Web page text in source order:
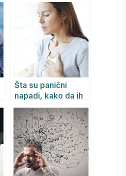
Šta su panični
napadi, kako da ih
prepoznate i kako
da ih pobedite?